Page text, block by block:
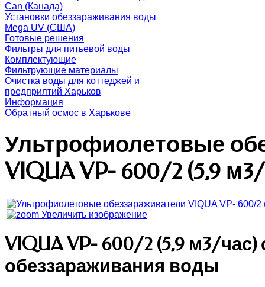
Can (Канада)
Установки обеззараживания воды
Mega UV (США)
Готовые решения
Фильтры для питьевой воды
Комплектующие
Фильтрующие материалы
Очистка воды для коттеджей и
предприятий Харьков
Информация
Обратный осмос в Харькове
Ультрофиолетовые
VIQUA VP- 600/2 (5,9
Увеличить изображение
VIQUA VP- 600/2 (5,9 м3/
обеззараживания воды